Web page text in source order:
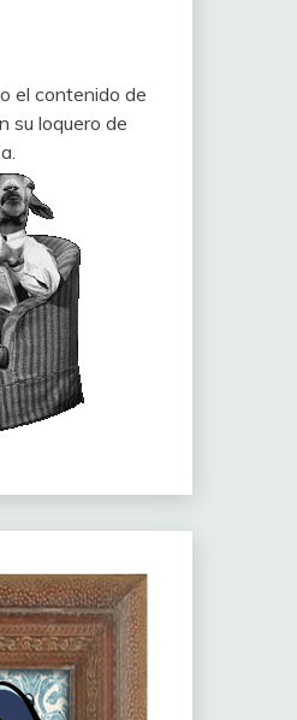
el contenido de
su loquero de